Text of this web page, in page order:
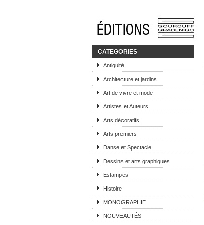
CATEGORIES
Antiquité
Architecture et jardins
Art de vivre et mode
Artistes et Auteurs
Arts décoratifs
Arts premiers
Danse et Spectacle
Dessins et arts graphiques
Estampes
Histoire
MONOGRAPHIE
NOUVEAUTÉS